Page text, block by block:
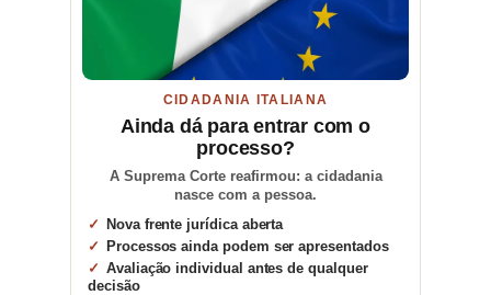
CIDADANIA ITALIANA
Ainda dá para entrar com o
processo?
A Suprema Corte reafirmou: a cidadania
nasce com a pessoa.
Nova frente jurídica aberta
Processos ainda podem ser apresentados
Avaliação individual antes de qualquer
decisão